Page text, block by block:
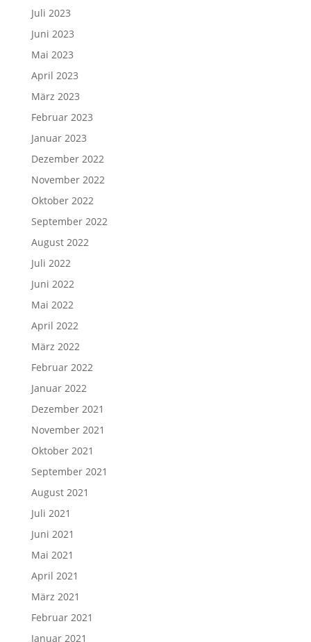
Juli 2023
Juni 2023
Mai 2023
April 2023
März 2023
Februar 2023
Januar 2023
Dezember 2022
November 2022
Oktober 2022
September 2022
August 2022
Juli 2022
Juni 2022
Mai 2022
April 2022
März 2022
Februar 2022
Januar 2022
Dezember 2021
November 2021
Oktober 2021
September 2021
August 2021
Juli 2021
Juni 2021
Mai 2021
April 2021
März 2021
Februar 2021
Januar 2021